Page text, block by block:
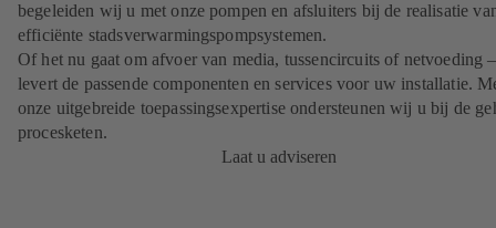
begeleiden wij u met onze pompen en afsluiters bij de realisatie
efficiënte stadsverwarmingspompsystemen.
Of het nu gaat om afvoer van media, tussencircuits of netvoeding
levert de passende componenten en services voor uw installatie.
onze uitgebreide toepassingsexpertise ondersteunen wij u bij de
procesketen.
Laat u adviseren